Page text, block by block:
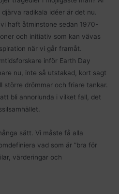
radikala idéer är det nu.
haft åtminstone sedan 1970-
och initiativ som kan vävas
när vi går framåt.
inför Earth Day
nu, inte så utstakad, kort sagt
större drömmar och friare tankar.
bli annorlunda i vilket fall, det
sätt. Vi måste få alla
vad som är ”bra för
värderingar och